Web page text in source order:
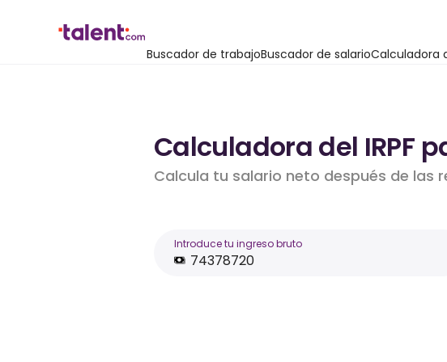
Buscador de trabajoBuscador de salarioCalculadora
Calculadora del IRPF
Calcula tu salario neto después de las
Introduce tu ingreso bruto